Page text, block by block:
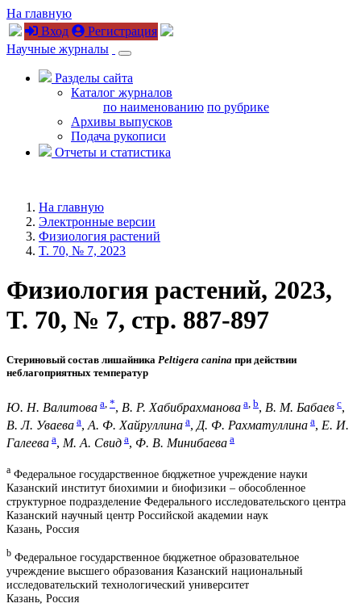
На главную
Вход
Регистрация
Научные журналы
Разделы сайта
Каталог журналов
по наименованию по рубрике
Архивы выпусков
Подача рукописи
Отчеты и статистика
На главную
Электронные версии
Физиология растений
T. 70, № 7, 2023
Физиология растений, 2023,
T. 70, № 7, стр. 887-897
Стериновый состав лишайника Peltigera canina при действии
неблагоприятных температур
Ю. Н. Валитова a *, В. Р. Хабибрахманова a b, В. М. Бабаев c,
В. Л. Уваева a,А. Ф. Хайруллина a,Д. Ф. Рахматуллина a, Е. И.
Галеева a, М. А. Свид a, Ф. В. Минибаева a
a Федеральное государственное бюджетное учреждение науки
Казанский институт биохимии и биофизики – обособленное
структурное подразделение Федерального исследовательского центра
Казанский научный центр Российской академии наук
Казань, Россия
b Федеральное государственное бюджетное образовательное
учреждение высшего образования Казанский национальный
исследовательский технологический университет
Казань, Россия